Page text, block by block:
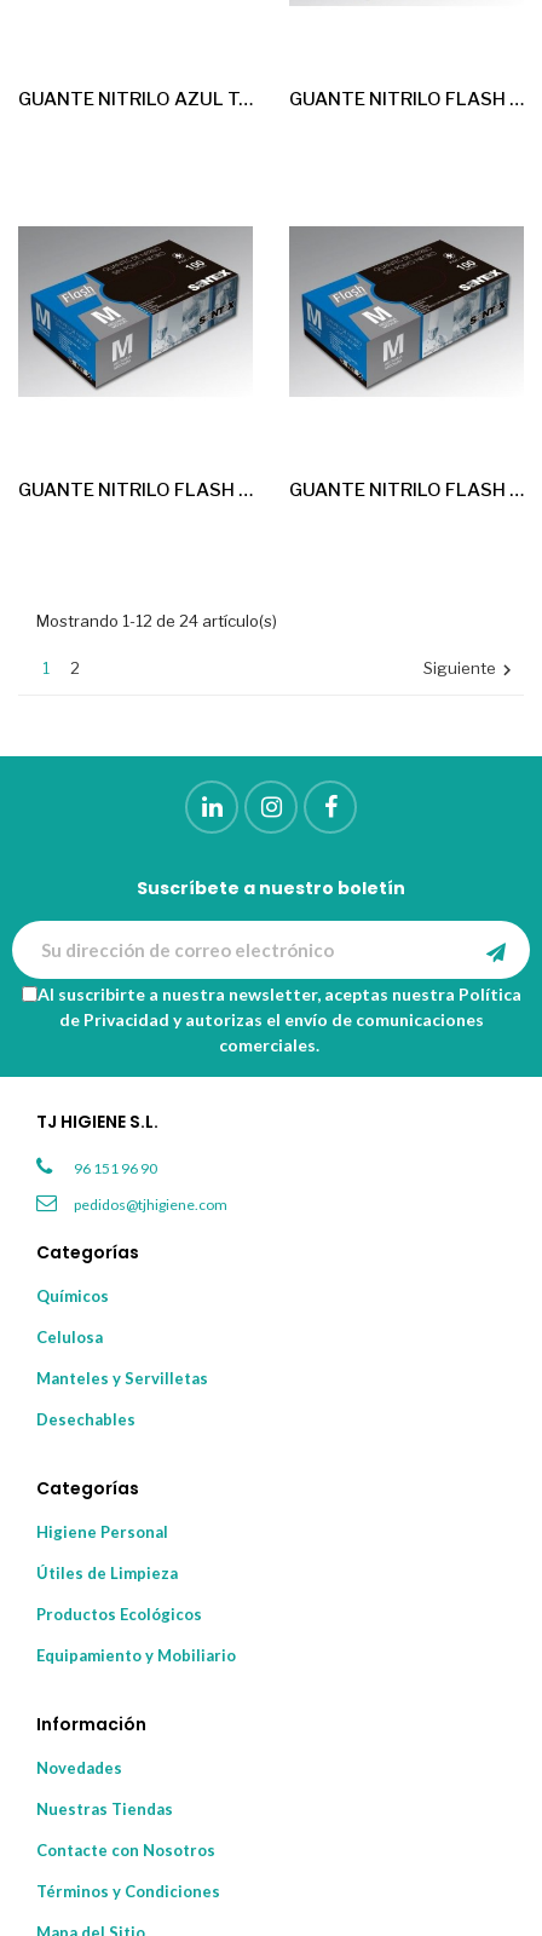
GUANTE NITRILO AZUL T-P 100u *sin Polvo* G-4,5 GUANTE NITRILO FLASH BLACK NEGRO T-G 100u *sin Polvo* G-6,5
GUANTE NITRILO FLASH BLACK NEGRO T-M 100u *sin Polvo* G-6,5 GUANTE NITRILO FLASH BLACK NEGRO T-P 100u *sin Polvo* G-6,5
Mostrando 1-12 de 24 artículo(s)
1 2 Siguiente 
Suscríbete a nuestro boletín
Al suscribirte a nuestra newsletter, aceptas nuestra Política
de Privacidad y autorizas el envío de comunicaciones
comerciales.
TJ HIGIENE S.L.
96 151 96 90
pedidos@tjhigiene.com
Categorías
Químicos
Celulosa
Manteles y Servilletas
Desechables
Categorías
Higiene Personal
Útiles de Limpieza
Productos Ecológicos
Equipamiento y Mobiliario
Información
Novedades
Nuestras Tiendas
Contacte con Nosotros
Términos y Condiciones